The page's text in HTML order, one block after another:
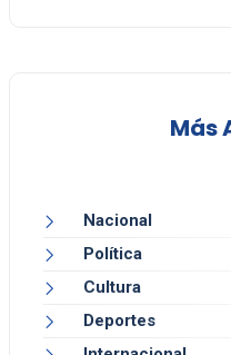
Más
Nacional
Política
Cultura
Deportes